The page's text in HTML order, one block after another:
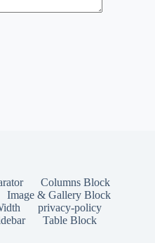
Columns Block
Image & Gallery Block
privacy-policy
Table Block